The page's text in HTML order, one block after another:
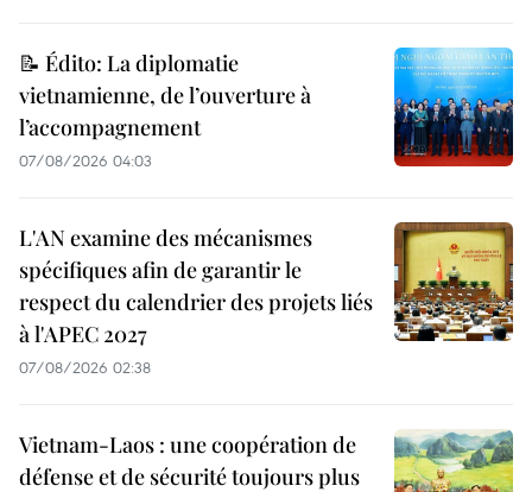
📝 Édito: La diplomatie
vietnamienne, de l’ouverture à
l’accompagnement
07/08/2026 04:03
L'AN examine des mécanismes
spécifiques afin de garantir le
respect du calendrier des projets liés
à l'APEC 2027
07/08/2026 02:38
Vietnam-Laos : une coopération de
défense et de sécurité toujours plus